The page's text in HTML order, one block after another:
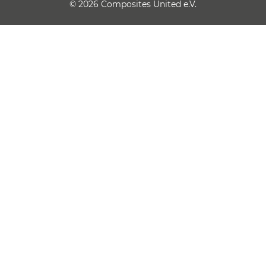
© 2026 Composites United e.V.